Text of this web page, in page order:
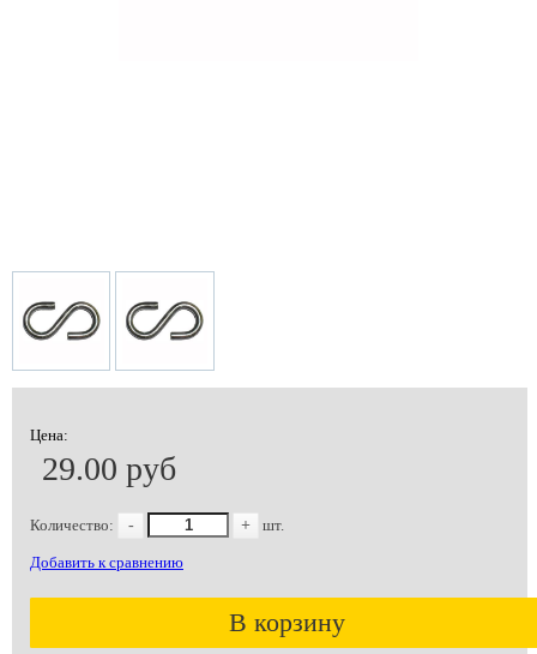
Цена:
29.00 руб
Количество: - + шт.
Добавить к сравнению
В корзину